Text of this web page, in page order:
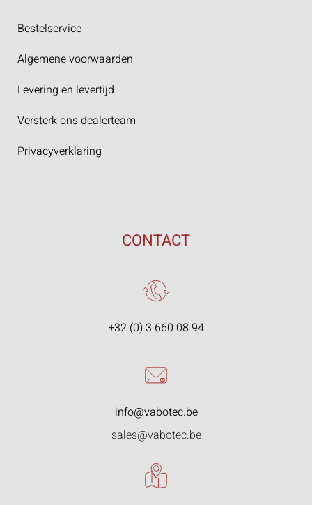
Bestelservice
Algemene voorwaarden
Levering en levertijd
Versterk ons dealerteam
Privacyverklaring
CONTACT
+32 (0) 3 660 08 94
info@vabotec.be
sales@vabotec.be